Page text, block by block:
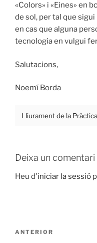
«Colors» i «Eines» en
de sol, per tal que
en cas que alguna
tecnologia en vulgui
Salutacions,
Noemí Borda
Lliurament de la
Deixa un comentari
Heu d'iniciar la sessió
Navegació
Entrada
ANTERIOR